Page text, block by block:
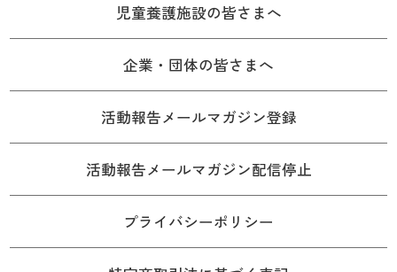
児童養護施設の皆さまへ
企業・団体の皆さまへ
活動報告メールマガジン登録
活動報告メールマガジン配信停止
プライバシーポリシー